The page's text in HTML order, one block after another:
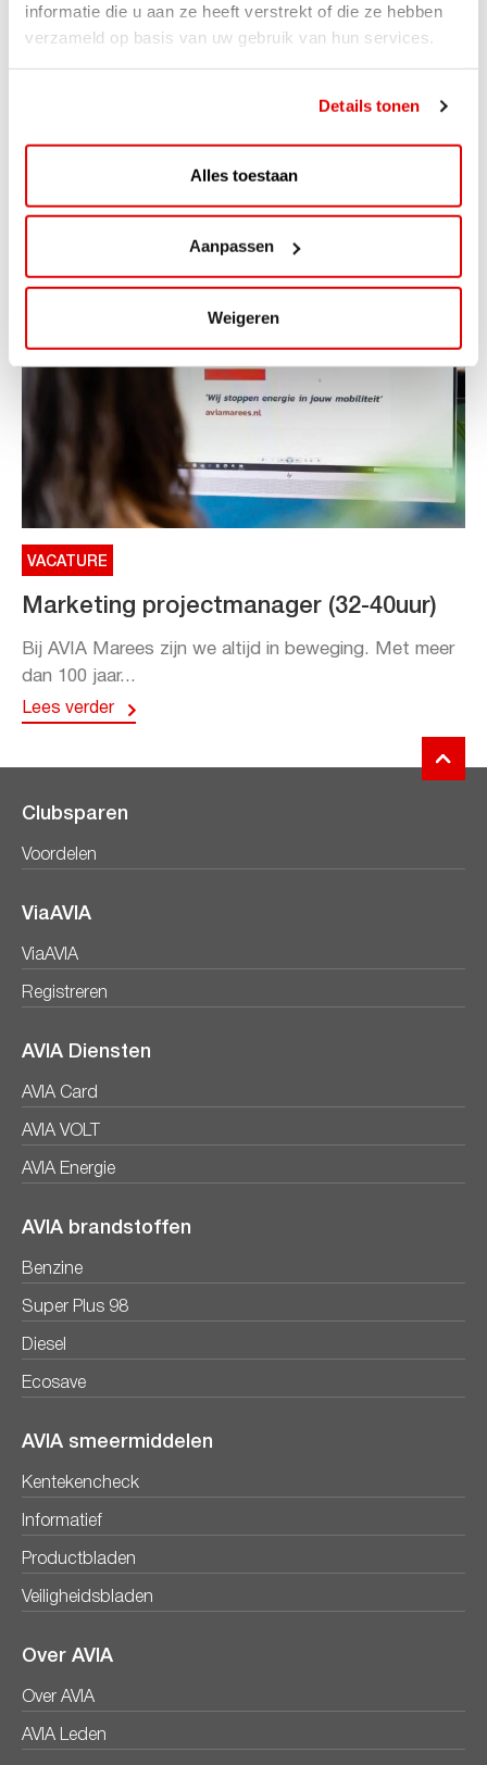
informatie die u aan ze heeft verstrekt of die ze hebben
verzameld op basis van uw gebruik van hun services.
Details tonen
Alles toestaan
Aanpassen
Weigeren
ACTIE
Lees verder
VACATURE
Marketing projectmanager (32-40uur)
Bij AVIA Marees zijn we altijd in beweging. Met meer
dan 100 jaar...
Lees verder
Clubsparen
Voordelen
ViaAVIA
ViaAVIA
Registreren
AVIA Diensten
AVIA Card
AVIA VOLT
AVIA Energie
AVIA brandstoffen
Benzine
Super Plus 98
Diesel
Ecosave
AVIA smeermiddelen
Kentekencheck
Informatief
Productbladen
Veiligheidsbladen
Over AVIA
Over AVIA
AVIA Leden